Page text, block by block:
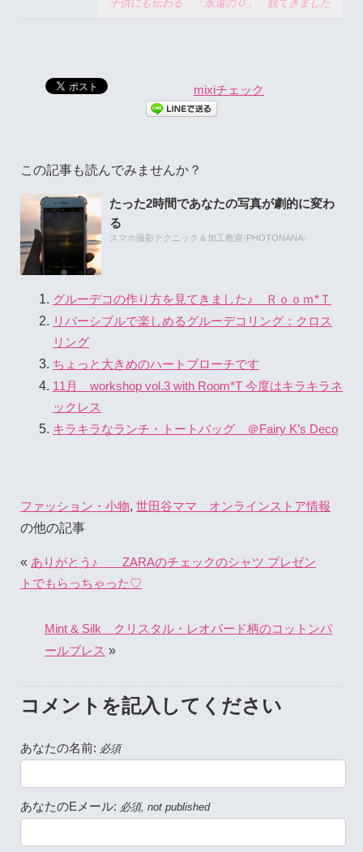
子供にも伝わる 「永遠の０」 観てきました
mixiチェック
この記事も読んでみませんか？
たった2時間であなたの写真が劇的に変わ
る
スマホ撮影テクニック＆加工教室-PHOTONANA-
グルーデコの作り方を見てきました♪ Ｒｏｏｍ*Ｔ
リバーシブルで楽しめるグルーデコリング：クロス
リング
ちょっと大きめのハートブローチです
11月 workshop vol.3 with Room*T 今度はキラキラネ
ックレス
キラキラなランチ・トートバッグ ＠Fairy K’s Deco
ファッション・小物, 世田谷ママ オンラインストア情報
の他の記事
« ありがとう♪ ZARAのチェックのシャツ プレゼン
トでもらっちゃった♡
Mint & Silk クリスタル・レオパード柄のコットンパ
ールブレス »
コメントを記入してください
あなたの名前: 必須
あなたのEメール: 必須, not published